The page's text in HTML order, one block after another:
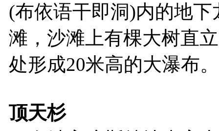
(布依语干即洞)内的地下
滩，沙滩上有棵大树直
处形成20米高的大瀑布。
顶天杉